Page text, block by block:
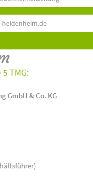
heidenheim.de
TMG:
GmbH & Co. KG